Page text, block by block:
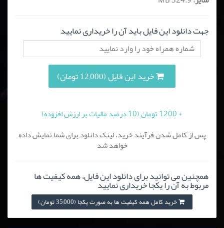
جهت دانلود این فایل باید آن را خریداری نمایید
خرید این فایل (12,000 تومان)
+ 1200 تومان (10 درصد مالیات بر ارزش افزوده)
پس از کامل شدن فرآیند خرید، لینک دانلود برای شما نمایش داده
خواهد شد
همچنین می توانید برای دانلود این فایل، همه کیفیت ها
مربوط به آن را یکجا خریداری نمایید
خرید کامل همه کیفیت ها به صورت یکجا (35,000 تومان)